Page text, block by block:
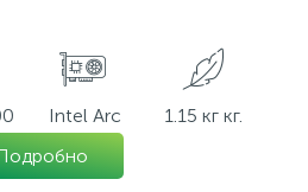
Intel Arc
1.15 кг кг.